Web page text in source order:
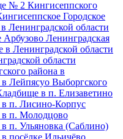
№ 2 Кингисеппского
Городское
Ленинградской области
Ленинградская
Ленинградской области
области
района в
Лейпясуо Выборгского
в п. Елизаветино
п. Лисино-Корпус
п. Молодцово
п. Ульяновка (Саблино)
посёлке Ильичёво